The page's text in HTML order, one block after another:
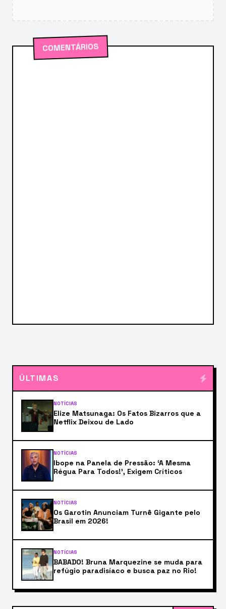
COMENTÁRIOS
ÚLTIMAS
NOTÍCIAS
Elize Matsunaga: Os Fatos Bizarros que a
Netflix Deixou de Lado
NOTÍCIAS
Ibope na Panela de Pressão: ‘A Mesma
Régua Para Todos!’, Exigem Críticos
NOTÍCIAS
Os Garotin Anunciam Turnê Gigante pelo
Brasil em 2026!
NOTÍCIAS
BABADO! Bruna Marquezine se muda para
refúgio paradisíaco e busca paz no Rio!